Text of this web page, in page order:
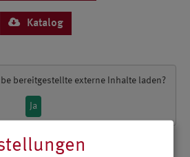
Katalog
bereitgestellte externe Inhalte laden?
Ja